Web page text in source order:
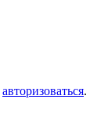
авторизоваться.